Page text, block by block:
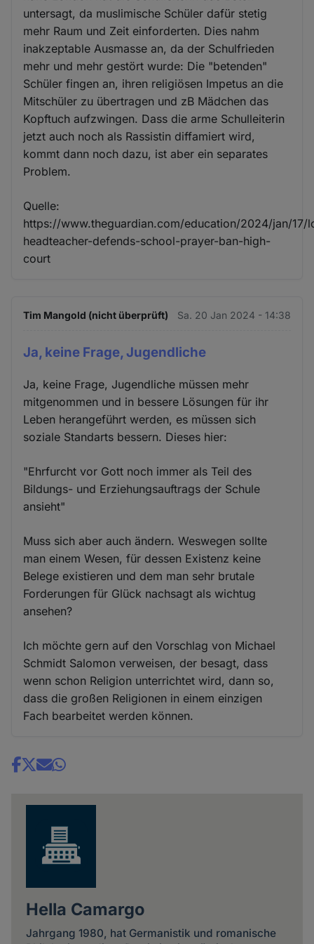
untersagt, da muslimische Schüler dafür stetig
mehr Raum und Zeit einforderten. Dies nahm
inakzeptable Ausmasse an, da der Schulfrieden
mehr und mehr gestört wurde: Die "betenden"
Schüler fingen an, ihren religiösen Impetus an die
Mitschüler zu übertragen und zB Mädchen das
Kopftuch aufzwingen. Dass die arme Schulleiterin
jetzt auch noch als Rassistin diffamiert wird,
kommt dann noch dazu, ist aber ein separates
Problem.
Quelle:
https://www.theguardian.com/education/2024/jan/17/
headteacher-defends-school-prayer-ban-high-
court
Tim Mangold (nicht überprüft) Sa. 20 Jan 2024 - 14:38
Ja, keine Frage, Jugendliche
Ja, keine Frage, Jugendliche müssen mehr
mitgenommen und in bessere Lösungen für ihr
Leben herangeführt werden, es müssen sich
soziale Standarts bessern. Dieses hier:
"Ehrfurcht vor Gott noch immer als Teil des
Bildungs- und Erziehungsauftrags der Schule
ansieht"
Muss sich aber auch ändern. Weswegen sollte
man einem Wesen, für dessen Existenz keine
Belege existieren und dem man sehr brutale
Forderungen für Glück nachsagt als wichtug
ansehen?
Ich möchte gern auf den Vorschlag von Michael
Schmidt Salomon verweisen, der besagt, dass
wenn schon Religion unterrichtet wird, dann so,
dass die großen Religionen in einem einzigen
Fach bearbeitet werden können.
Share
Hella Camargo
Jahrgang 1980, hat Germanistik und romanische